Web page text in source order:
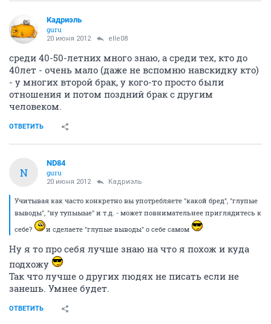
Кадриэль
guru
20 июня 2012 elle08
среди 40-50-летних много знаю, а среди тех, кто до
40лет - очень мало (даже не вспомню навскидку кто)
- у многих второй брак, у кого-то просто были
отношения и потом поздний брак с другим
человеком.
ОТВЕТИТЬ
N
ND84
guru
20 июня 2012 Кадриэль
Учитывая как часто конкретно вы употребляете "какой бред", "глупые
выводы", "ну тупыыые" и т.д. - может повнимательнее приглядитесь к
себе?
и сделаете "глупые выводы" о себе самом
Ну я то про себя лучше знаю на что я похож и куда
подхожу
Так что лучше о других людях не писать если не
занешь. Умнее будет.
ОТВЕТИТЬ